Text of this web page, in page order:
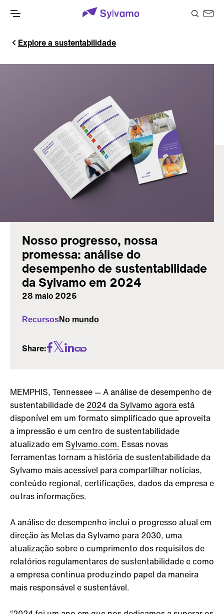
Explore a sustentabilidade
Nosso progresso, nossa
promessa: análise do
desempenho de sustentabilidade
da Sylvamo em 2024
28 maio 2025
RecursosNo mundo
Share:
MEMPHIS, Tennessee — A análise de desempenho de
sustentabilidade de 2024 da Sylvamo agoraestá
disponível em um formato simplificado que aproveita
a impressão e um centro de sustentabilidade
atualizado em Sylvamo.com. Essas novas
ferramentas tornam a história de sustentabilidade da
Sylvamo mais acessível para compartilhar notícias,
conteúdo regional, certificações, dados da empresa e
outras informações.
A análise de desempenho inclui o progresso atual em
direção às Metas da Sylvamo para 2030, uma
atualização sobre o cumprimento dos requisitos de
relatórios regulamentares de sustentabilidade e como
a empresa continua produzindo papel da maneira
mais responsável e sustentável.